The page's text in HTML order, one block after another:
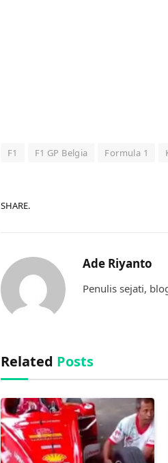
F1 F1 GP Belgia Formula 1
SHARE.
Ade Riyanto
Penulis sejati,
Related Posts